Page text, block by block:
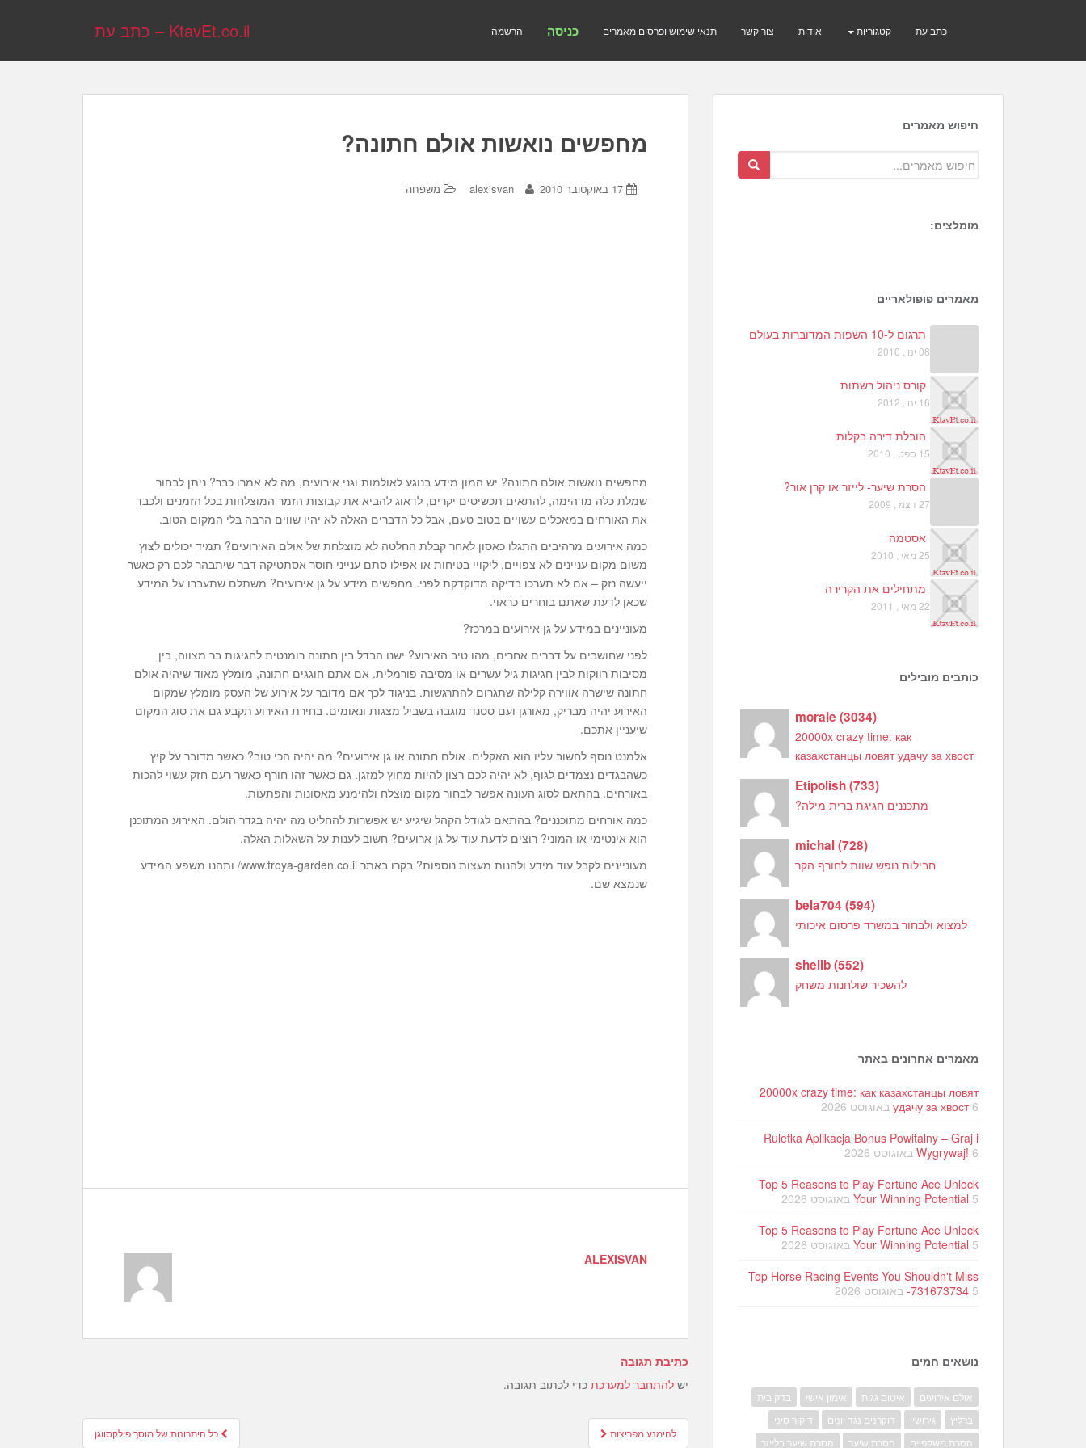
KtavEt.co.il – כתב עת הרשמה כניסה תנאי שימוש ופרסום מאמרים צור קשר אודות קטגוריות כתב עת
מחפשים נואשות אולם חתונה?
17 באוקטובר 2010 alexisvan משפחה
מחפשים נואשות אולם חתונה? יש המון מידע בנוגע לאולמות וגני אירועים, מה לא אמרו כבר? ניתן לבחור
שמלת כלה מדהימה, להתאים תכשיטים יקרים, לדאוג להביא את קבוצות הזמר המוצלחות בכל הזמנים ולכבד
את האורחים במאכלים עשויים בטוב טעם, אבל כל הדברים האלה לא יהיו שווים הרבה בלי המקום הטוב.
כמה אירועים מרהיבים התגלו כאסון לאחר קבלת החלטה לא מוצלחת של אולם האירועים? תמיד יכולים לצוץ
משום מקום עניינים לא צפויים, ליקויי בטיחות או אפילו סתם ענייני חוסר אסתטיקה דבר שיתבהר לכם רק כאשר
ייעשה נזק – אם לא תערכו בדיקה מדוקדקת לפני. מחפשים מידע על גן אירועים? משתלם שתעברו על המידע
שכאן לדעת שאתם בוחרים כראוי.
מעוניינים במידע על גן אירועים במרכז?
לפני שחושבים על דברים אחרים, מהו טיב האירוע? ישנו הבדל בין חתונה רומנטית לחגיגות בר מצווה, בין
מסיבות רווקות לבין חגיגות גיל עשרים או מסיבה פורמלית. אם אתם חוגגים חתונה, מומלץ מאוד שיהיה אולם
חתונה שישרה אווירה קלילה שתגרום להתרגשות. בניגוד לכך אם מדובר על אירוע של העסק מומלץ שמקום
האירוע יהיה מבריק, מאורגן ועם סטנד מוגבה בשביל מצגות ונאומים. בחירת האירוע תקבע גם את סוג המקום
שיעניין אתכם.
אלמנט נוסף לחשוב עליו הוא האקלים. אולם חתונה או גן אירועים? מה יהיה הכי טוב? כאשר מדובר על קיץ
כשהבגדים נצמדים לגוף, לא יהיה לכם רצון להיות מחוץ למזגן. גם כאשר זהו חורף כאשר רעם חזק עשוי להכות
באורחים. בהתאם לסוג העונה אפשר לבחור מקום מוצלח ולהימנע מאסונות והפתעות.
כמה אורחים מתוכננים? בהתאם לגודל הקהל שיגיע יש אפשרות להחליט מה יהיה בגדר הולם. האירוע המתוכנן
הוא אינטימי או המוני? רוצים לדעת עוד על גן ארועים? חשוב לענות על השאלות האלה.
מעוניינים לקבל עוד מידע ולהנות מעצות נוספות? בקרו באתר www.troya-garden.co.il/ ותהנו משפע המידע
שנמצא שם.
ALEXISVAN
כתיבת תגובה
יש להתחבר למערכת כדי לכתוב תגובה.
Post כל היתרונות של מוסך פולקסווגן להימנע מפריצות
חיפוש מאמרים
מומלצים:
3
מאמרים פופולאריים
תרגום ל-10 השפות המדוברות בעולם
08 ינו , 2010
קורס ניהול רשתות
16 ינו , 2012
הובלת דירה בקלות
15 ספט , 2010
הסרת שיער- לייזר או קרן אור?
27 דצמ , 2009
אסטמה
25 מאי , 2010
מתחילים את הקרירה
22 מאי , 2011
כותבים מובילים
morale(3034)
20000x crazy time: как
казахстанцы ловят удачу за хвост
Etipolish(733)
מתכננים חגיגת ברית מילה?
michal(728)
חבילות נופש שוות לחורף הקר
bela704(594)
למצוא ולבחור במשרד פרסום איכותי
shelib(552)
להשכיר שולחנות משחק
מאמרים אחרונים באתר
20000x crazy time: как казахстанцы ловят
удачу за хвост 6 באוגוסט 2026
Ruletka Aplikacja Bonus Powitalny – Graj i
Wygrywaj! 6 באוגוסט 2026
Top 5 Reasons to Play Fortune Ace Unlock
Your Winning Potential 5 באוגוסט 2026
Top 5 Reasons to Play Fortune Ace Unlock
Your Winning Potential 5 באוגוסט 2026
Top Horse Racing Events You Shouldn't Miss
-731673734 5 באוגוסט 2026
נושאים חמים
אולם אירועים איטום גגות אימון אישי
בדק בית
ברליץ
גירושין דוקרנים נגד יונים
דיקור סיני
הסרת משקפיים
הסרת שיער
הסרת שיער בלייזר